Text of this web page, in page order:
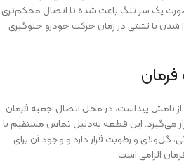
یک سر تنگ باعث شده تا اتصال محکم‌تری
یا نشتی در زمان حرکت خودرو جلوگیری
نامش پیداست، در محل اتصال جعبه فرمان
می‌گیرد. این قطعه به‌دلیل تماس مستقیم با
گل‌ولای و رطوبت قرار دارد و وجود آن برای
الزامی است.